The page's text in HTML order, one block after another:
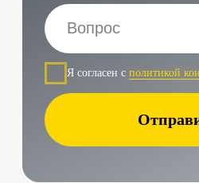
Наши контакты
Услуги в нашем сервисе